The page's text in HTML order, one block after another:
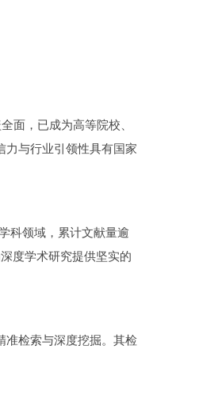
面，已成为高等院校、
力与行业引领性具有国家
科领域，累计文献量逾
度学术研究提供坚实的
准检索与深度挖掘。其检